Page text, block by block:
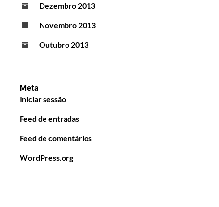
Dezembro 2013
Novembro 2013
Outubro 2013
Meta
Iniciar sessão
Feed de entradas
Feed de comentários
WordPress.org